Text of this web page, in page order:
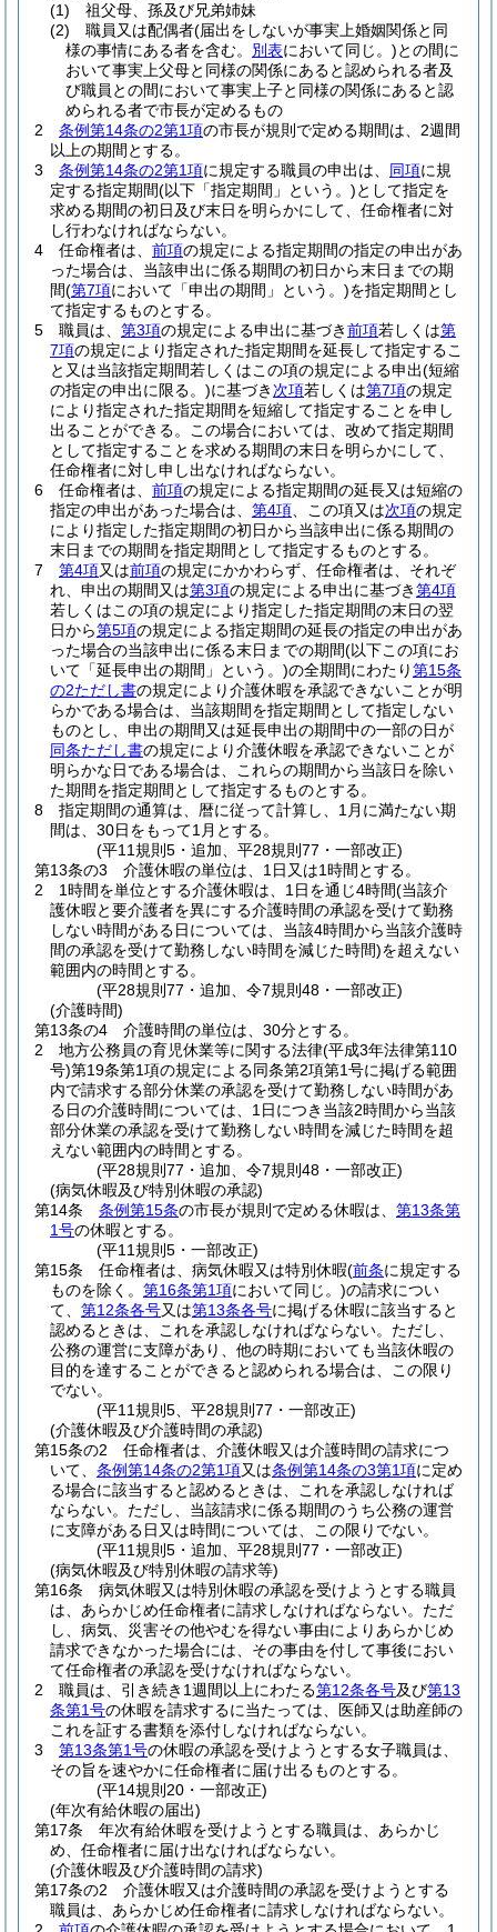
(1)
祖父母、孫及び兄弟姉妹
(2)
職員又は配偶者(届出をしないが事実上婚姻関係と同
様の事情にある者を含む。 別表において同じ。)との間に
おいて事実上父母と同様の関係にあると認められる者及
び職員との間において事実上子と同様の関係にあると認
められる者で市長が定めるもの
2
条例第14条の2第1項の市長が規則で定める期間は、2週間
以上の期間とする。
3
条例第14条の2第1項に規定する職員の申出は、 同項に規
定する指定期間(以下「指定期間」という。)として指定を
求める期間の初日及び末日を明らかにして、任命権者に対
し行わなければならない。
4
任命権者は、 前項の規定による指定期間の指定の申出があ
った場合は、当該申出に係る期間の初日から末日までの期
間(第7項において「申出の期間」という。)を指定期間とし
て指定するものとする。
5
職員は、 第3項の規定による申出に基づき前項若しくは第
7項の規定により指定された指定期間を延長して指定するこ
と又は当該指定期間若しくはこの項の規定による申出(短縮
の指定の申出に限る。)に基づき 次項若しくは第7項の規定
により指定された指定期間を短縮して指定することを申し
出ることができる。
この場合においては、改めて指定期間
として指定することを求める期間の末日を明らかにして、
任命権者に対し申し出なければならない。
6
任命権者は、 前項の規定による指定期間の延長又は短縮の
指定の申出があった場合は、 第4項 、この項又は次項の規定
により指定した指定期間の初日から当該申出に係る期間の
末日までの期間を指定期間として指定するものとする。
7
第4項又は前項の規定にかかわらず、任命権者は、それぞ
れ、申出の期間又は第3項の規定による申出に基づき第4項
若しくはこの項の規定により指定した指定期間の末日の翌
日から第5項の規定による指定期間の延長の指定の申出があ
った場合の当該申出に係る末日までの期間(以下この項にお
いて「延長申出の期間」という。)の全期間にわたり第15条
の2ただし書の規定により介護休暇を承認できないことが明
らかである場合は、当該期間を指定期間として指定しない
ものとし、申出の期間又は延長申出の期間中の一部の日が
同条ただし書の規定により介護休暇を承認できないことが
明らかな日である場合は、これらの期間から当該日を除い
た期間を指定期間として指定するものとする。
8
指定期間の通算は、暦に従って計算し、1月に満たない期
間は、30日をもって1月とする。
(平11規則5・追加、平28規則77・一部改正)
第13条の3
介護休暇の単位は、1日又は1時間とする。
2
1時間を単位とする介護休暇は、1日を通じ4時間(当該介
護休暇と要介護者を異にする介護時間の承認を受けて勤務
しない時間がある日については、当該4時間から当該介護時
間の承認を受けて勤務しない時間を減じた時間)を超えない
範囲内の時間とする。
(平28規則77・追加、令7規則48・一部改正)
(介護時間)
第13条の4
介護時間の単位は、30分とする。
2
地方公務員の育児休業等に関する法律(平成3年法律第110
号)第19条第1項の規定による同条第2項第1号に掲げる範囲
内で請求する部分休業の承認を受けて勤務しない時間があ
る日の介護時間については、1日につき当該2時間から当該
部分休業の承認を受けて勤務しない時間を減じた時間を超
えない範囲内の時間とする。
(平28規則77・追加、令7規則48・一部改正)
(病気休暇及び特別休暇の承認)
第14条
条例第15条の市長が規則で定める休暇は、 第13条第
1号の休暇とする。
(平11規則5・一部改正)
第15条
任命権者は、病気休暇又は特別休暇(前条に規定する
ものを除く。 第16条第1項において同じ。)の請求につい
て、 第12条各号又は第13条各号に掲げる休暇に該当すると
認めるときは、これを承認しなければならない。 ただし、
公務の運営に支障があり、他の時期においても当該休暇の
目的を達することができると認められる場合は、この限り
でない。
(平11規則5、平28規則77・一部改正)
(介護休暇及び介護時間の承認)
第15条の2
任命権者は、介護休暇又は介護時間の請求につ
いて、 条例第14条の2第1項又は条例第14条の3第1項に定め
る場合に該当すると認めるときは、これを承認しなければ
ならない。 ただし、当該請求に係る期間のうち公務の運営
に支障がある日又は時間については、この限りでない。
(平11規則5・追加、平28規則77・一部改正)
(病気休暇及び特別休暇の請求等)
第16条
病気休暇又は特別休暇の承認を受けようとする職員
は、あらかじめ任命権者に請求しなければならない。 ただ
し、病気、災害その他やむを得ない事由によりあらかじめ
請求できなかった場合には、その事由を付して事後におい
て任命権者の承認を受けなければならない。
2
職員は、引き続き1週間以上にわたる第12条各号及び第13
条第1号の休暇を請求するに当たっては、医師又は助産師の
これを証する書類を添付しなければならない。
3
第13条第1号の休暇の承認を受けようとする女子職員は、
その旨を速やかに任命権者に届け出るものとする。
(平14規則20・一部改正)
(年次有給休暇の届出)
第17条
年次有給休暇を受けようとする職員は、あらかじ
め、任命権者に届け出なければならない。
(介護休暇及び介護時間の請求)
第17条の2
介護休暇又は介護時間の承認を受けようとする
職員は、あらかじめ任命権者に請求しなければならない。